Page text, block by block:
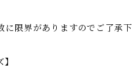
限界がありますのでご了承下
】